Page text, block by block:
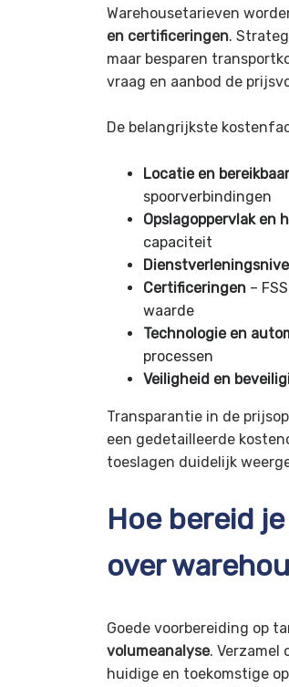
Warehousetarieven
en certificeringen.
maar besparen
vraag en aanbod de
De belangrijkste
Locatie en
spoorverbindingen
Opslagoppervlak en
capaciteit
Certificeringen –
waarde
Technologie en
processen
Veiligheid en
Transparantie in de
een gedetailleerde
toeslagen duidelijk
Hoe bereid
over
Goede voorbereiding op
volumeanalyse. Verzamel
huidige en toekomstige